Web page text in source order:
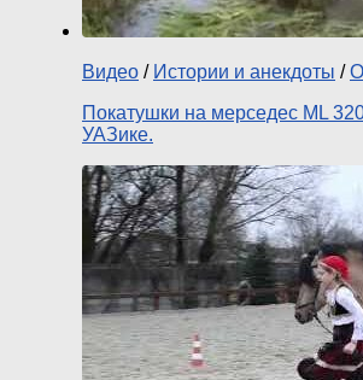
Видео / Истории и анекдоты /
Покатушки на мерседес ML
УАЗике.